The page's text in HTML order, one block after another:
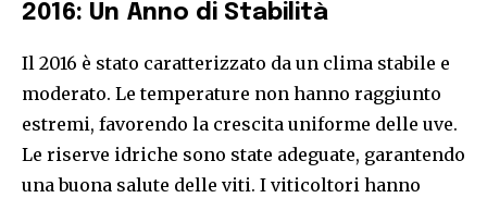
2016: Un Anno di Stabilità
Il 2016 è stato caratterizzato da un clima stabile e
moderato. Le temperature non hanno raggiunto
estremi, favorendo la crescita uniforme delle uve.
Le riserve idriche sono state adeguate, garantendo
una buona salute delle viti. I viticoltori hanno